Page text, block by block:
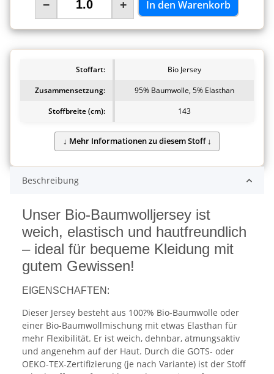
− + In den Warenkorb
Stoffart:
Bio Jersey
Zusammensetzung:
95% Baumwolle, 5% Elasthan
Stoffbreite (cm):
143
Beschreibung
Unser Bio-Baumwolljersey ist
weich, elastisch und hautfreundlich
– ideal für bequeme Kleidung mit
gutem Gewissen!
EIGENSCHAFTEN:
Dieser Jersey besteht aus 100?% Bio-Baumwolle oder
einer Bio-Baumwollmischung mit etwas Elasthan für
mehr Flexibilität. Er ist weich, dehnbar, atmungsaktiv
und angenehm auf der Haut. Durch die GOTS- oder
OEKO-TEX-Zertifizierung (je nach Variante) ist der Stoff